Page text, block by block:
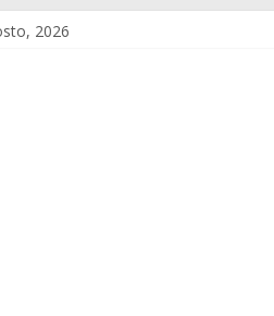
2026